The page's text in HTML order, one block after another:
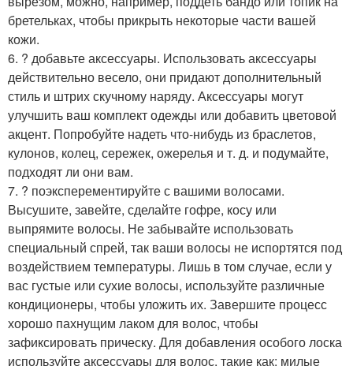
бретельках, чтобы прикрыть некоторые части вашей
кожи.
6. ? добавьте аксессуары. Использовать аксессуары
действительно весело, они придают дополнительный
стиль и штрих скучному наряду. Аксессуары могут
улучшить ваш комплект одежды или добавить цветовой
акцент. Попробуйте надеть что-нибудь из браслетов,
кулонов, колец, сережек, ожерелья и т. д. и подумайте,
подходят ли они вам.
7. ? поэксперементируйте с вашими волосами.
Высушите, завейте, сделайте гофре, косу или
выпрямите волосы. Не забывайте использовать
специальный спрей, так ваши волосы не испортятся под
воздействием температуры. Лишь в том случае, если у
вас густые или сухие волосы, используйте различные
кондиционеры, чтобы уложить их. Завершите процесс
хорошо пахнущим лаком для волос, чтобы
зафиксировать прическу. Для добавления особого лоска
используйте аксессуары для волос, такие как: милые